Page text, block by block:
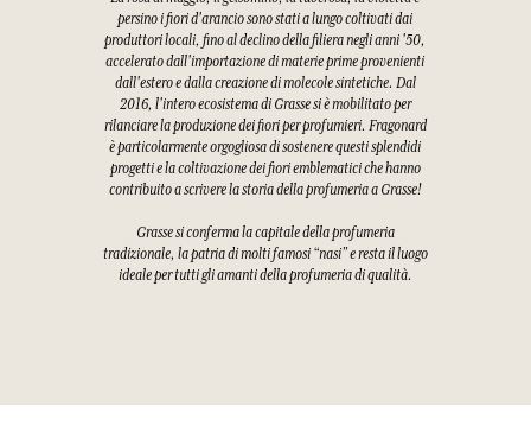
persino i fiori d'arancio sono stati a lungo coltivati dai
produttori locali, fino al declino della filiera negli anni '50,
accelerato dall'importazione di materie prime provenienti
dall'estero e dalla creazione di molecole sintetiche. Dal
2016, l'intero ecosistema di Grasse si è mobilitato per
rilanciare la produzione dei fiori per profumieri. Fragonard
è particolarmente orgogliosa di sostenere questi splendidi
progetti e la coltivazione dei fiori emblematici che hanno
contribuito a scrivere la storia della profumeria a Grasse!
Grasse si conferma la capitale della profumeria
tradizionale, la patria di molti famosi “nasi” e resta il luogo
ideale per tutti gli amanti della profumeria di qualità.